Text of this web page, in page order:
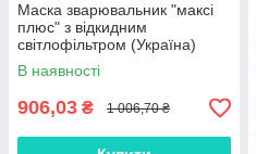
Маска зварювальник "максі
плюс" з відкидним
світлофільтром (Україна)
В наявності
906,03 ₴ 1 006,70 ₴